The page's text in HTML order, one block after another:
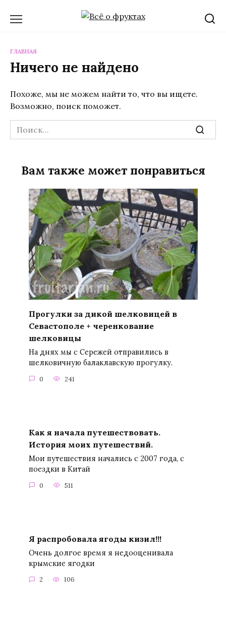
ГЛАВНАЯ
Ничего не найдено
Похоже, мы не можем найти то, что вы ищете.
Возможно, поиск поможет.
Search
for:
Вам также может понравиться
Прогулки за дикой шелковицей в
Севастополе + черенкование
шелковицы
На днях мы с Сережей отправились в
шелковичную балаклавскую прогулку.
0 241
Как я начала путешествовать.
История моих путешествий.
Мои путешествия начались с 2007 года, с
поездки в Китай
0 511
Я распробовала ягоды кизил!!!
Очень долгое время я недооценивала
крымские ягодки
2 106